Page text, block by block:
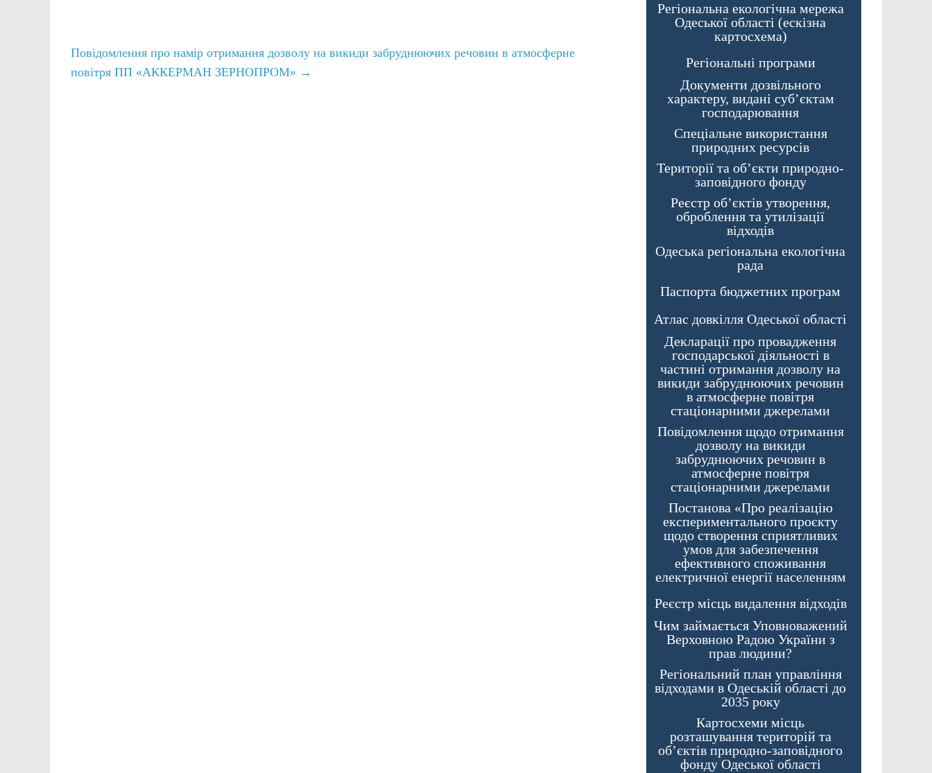
Повідомлення про намір отримання дозволу на викиди забруднюючих речовин в атмосферне
повітря ПП «АККЕРМАН ЗЕРНОПРОМ» →
Регіональна екологічна мережа
Одеської області (ескізна
картосхема)
Регіональні програми
Документи дозвільного
характеру, видані суб’єктам
господарювання
Спеціальне використання
природних ресурсів
Території та об’єкти природно-
заповідного фонду
Реєстр об’єктів утворення,
оброблення та утилізації
відходів
Одеська регіональна екологічна
рада
Паспорта бюджетних програм
Атлас довкілля Одеської області
Декларації про провадження
господарської діяльності в
частині отримання дозволу на
викиди забруднюючих речовин
в атмосферне повітря
стаціонарними джерелами
Повідомлення щодо отримання
дозволу на викиди
забруднюючих речовин в
атмосферне повітря
стаціонарними джерелами
Постанова «Про реалізацію
експериментального проєкту
щодо створення сприятливих
умов для забезпечення
ефективного споживання
електричної енергії населенням
Реєстр місць видалення відходів
Чим займається Уповноважений
Верховною Радою України з
прав людини?
Регіональний план управління
відходами в Одеській області до
2035 року
Картосхеми місць
розташування територій та
об’єктів природно-заповідного
фонду Одеської області